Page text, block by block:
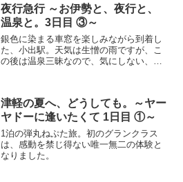
夜行急行 ～お伊勢と、夜行と、
温泉と。3日目 ③～
銀色に染まる車窓を楽しみながら到着し
た、小出駅。天気は生憎の雨ですが、こ
の後は温泉三昧なので、気にしない、気
ら、『南越後観光バス』...
津軽の夏へ、どうしても。～ヤー
ヤドーに逢いたくて 1日目 ①～
1泊の弾丸ねぷた旅。初のグランクラス
は、感動を禁じ得ない唯一無二の体験と
なりました。